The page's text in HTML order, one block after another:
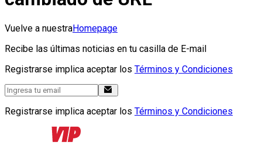
Vuelve a nuestraHomepage
Recibe las últimas noticias en tu casilla de E-mail
Registrarse implica aceptar los Términos y Condiciones
Registrarse implica aceptar los Términos y Condiciones